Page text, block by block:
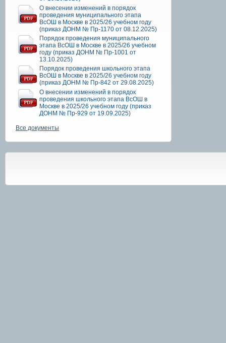
О внесении изменений в порядок
проведения муниципального этапа
ВсОШ в Москве в 2025/26 учебном году
(приказ ДОНМ № Пр-1170 от 08.12.2025)
Порядок проведения муниципального
этапа ВсОШ в Москве в 2025/26 учебном
году (приказ ДОНМ № Пр-1001 от
13.10.2025)
Порядок проведения школьного этапа
ВсОШ в Москве в 2025/26 учебном году
(приказ ДОНМ № Пр-842 от 29.08.2025)
О внесении изменений в порядок
проведения школьного этапа ВсОШ в
Москве в 2025/26 учебном году (приказ
ДОНМ № Пр-929 от 19.09.2025)
Все документы